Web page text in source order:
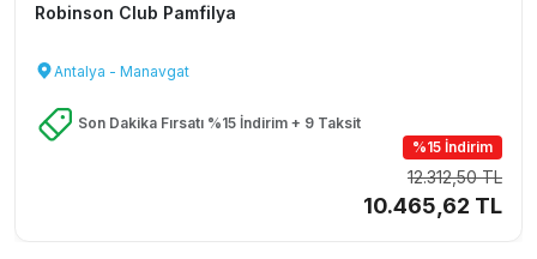
Robinson Club Pamfilya
Antalya - Manavgat
Son Dakika Fırsatı %15 İndirim + 9 Taksit
%15 İndirim
12.312,50 TL
10.465,62 TL